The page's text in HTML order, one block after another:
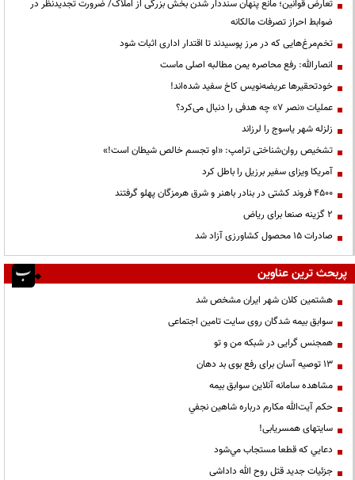
تعارض قوانین؛ مانع پنهان سنددار شدن بخش بزرگی از املاک/ ضرورت تجدیدنظر در
ضوابط احراز تصرفات مالکانه
تخم‌مرغ‌هایی که در مرز پوسیدند تا اقتدار اداری اثبات شود
انصارالله: رفع محاصره یمن مطالبه اصلی ماست
خودتحقیرها عریضه‌نویس کاخ سفید شده‌اند!
عملیات «نصر ۷» چه هدفی را دنبال می‌کرد؟
زلزله شهر یاسوج را لرزاند
تشخیص روان‌شناختی ترامپ: «او تجسم خالص شیطان است!»
آمریکا ویزای سفیر برزیل را باطل کرد
۴۵۰۰ فروند کشتی در بنادر باهنر و شرق هرمزگان پهلو گرفتند
۲ گزینه صنعا برای ریاض
صادرات ۱۵ محصول کشاورزی آزاد شد
پربحث ترین عناوین
هشتمین کلان شهر ایران مشخص شد
سوابق بیمه شدگان روی سایت تامین اجتماعی
همجنس گرایی در شبکه من و تو
13 توصیه آسان برای رفع بوی بد دهان
مشاهده سامانه آنلاين سوابق بیمه
حكم آيت‌الله مكارم درباره شاهين نجفي
سایتهای همسریابی!
دعايي كه قطعا مستجاب مي‌شود
جزئیات جدید قتل روح الله داداشی